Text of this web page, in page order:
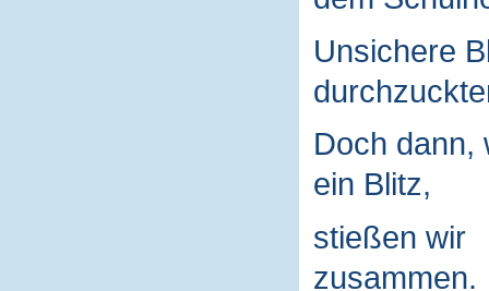
Unsichere
Doch dann,
ein Blitz,
stießen wir
zusammen.